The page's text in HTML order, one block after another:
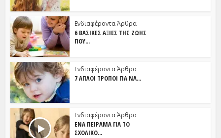
Ενδιαφέροντα Άρθρα
6 ΒΑΣΙΚΈΣ ΑΞΊΕΣ ΤΗΣ ΖΩΉΣ
ΠΟΥ...
Ενδιαφέροντα Άρθρα
7 ΑΠΛΟΊ ΤΡΌΠΟΙ ΓΙΑ ΝΑ...
Ενδιαφέροντα Άρθρα
ΈΝΑ ΠΕΊΡΑΜΑ ΓΙΑ ΤΟ
ΣΧΟΛΙΚΌ...